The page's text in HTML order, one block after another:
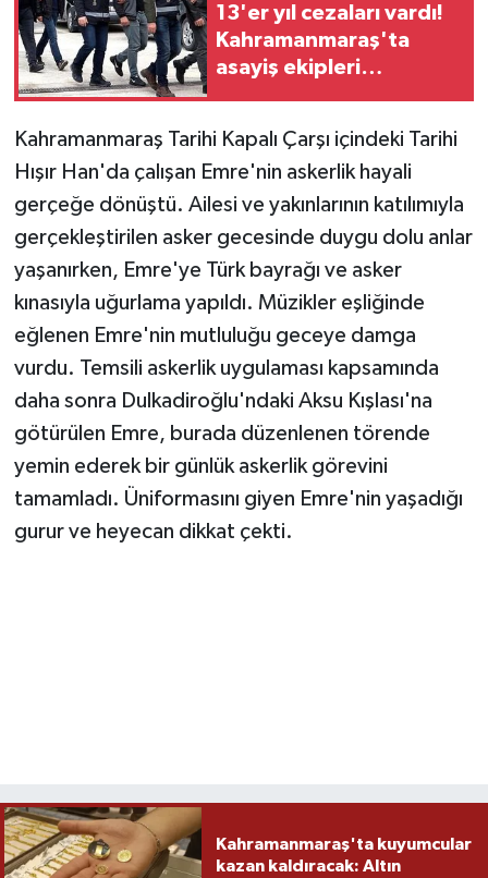
13'er yıl cezaları vardı!
Kahramanmaraş'ta
asayiş ekipleri
Kahramanmaraş Tarihi Kapalı Çarşı içindeki Tarihi
Hışır Han'da çalışan Emre'nin askerlik hayali
gerçeğe dönüştü. Ailesi ve yakınlarının katılımıyla
gerçekleştirilen asker gecesinde duygu dolu anlar
yaşanırken, Emre'ye Türk bayrağı ve asker
kınasıyla uğurlama yapıldı. Müzikler eşliğinde
eğlenen Emre'nin mutluluğu geceye damga
vurdu. Temsili askerlik uygulaması kapsamında
daha sonra Dulkadiroğlu'ndaki Aksu Kışlası'na
götürülen Emre, burada düzenlenen törende
yemin ederek bir günlük askerlik görevini
tamamladı. Üniformasını giyen Emre'nin yaşadığı
gurur ve heyecan dikkat çekti.
Kahramanmaraş'ta kuyumcular
kazan kaldıracak: Altın
YAŞAM
KÜLTÜR SANAT